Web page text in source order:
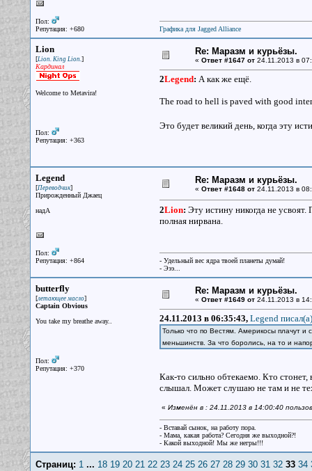
Пол:
Репутация: +680
Графика для Jagged Alliance
Lion
[Lion. King Lion.]
Кардинал
Welcome to Metavira!
Пол:
Репутация: +363
Re: Маразм и курьёзы.
« Ответ #1647 от24.11.2013 в
2Legend: А как же ещё.
The road to hell is paved with good
Это будет великий день, когда эту
Legend
[Переводчик]
Прирожденный Джаец
надА
Пол:
Репутация: +864
Re: Маразм и курьёзы.
« Ответ #1648 от24.11.2013 в
2Lion: Эту истину никогда не
полная нирвана.
- Удельный вес ядра твоей планеты думай!
- Эээ...
butterfly
[летающее масло]
Captain Obvious
You take my breathe away..
Пол:
Репутация: +370
Re: Маразм и курьёзы.
« Ответ #1649 от24.11.2013 в
24.11.2013 в 06:35:43, Legend писал(a)
Только что по Вестям. Америкосы плачут и
меньшинств. За что боролись, на то и
Как-то сильно обтекаемо. Кто стонет,
слышал. Может слушаю не там и не
« Изменён в : 24.11.2013 в 14:00:40
- Вставай сынок, на работу пора.
- Мама, какая работа? Сегодня же выходной?!
- Какой выходной! Мы же негры!!!
Страниц: 1... 18 19 20 21 22 23 24 25 26 27 28 29 30 31 32 33 34